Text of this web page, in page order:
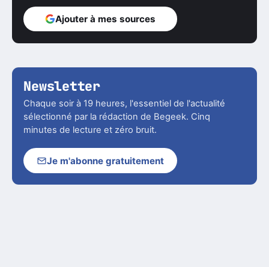
Ajouter à mes sources
Newsletter
Chaque soir à 19 heures, l'essentiel de l'actualité
sélectionné par la rédaction de Begeek. Cinq
minutes de lecture et zéro bruit.
Je m'abonne gratuitement